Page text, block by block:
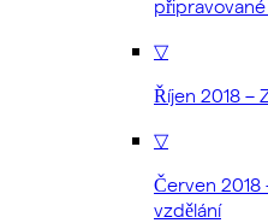
▽
Říjen 2018 –
▽
Červen 2018
vzdělání